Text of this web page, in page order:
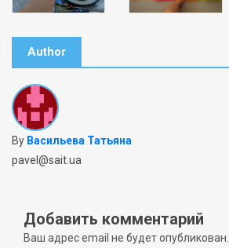
Author
By Васильева Татьяна
pavel@sait.ua
Добавить комментарий
Ваш адрес email не будет опубликован.